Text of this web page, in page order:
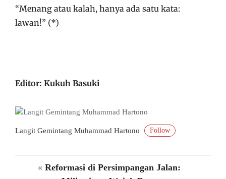
“Menang atau kalah, hanya ada satu kata:
lawan!” (*)
Editor: Kukuh Basuki
Langit Gemintang Muhammad Hartono Follow
« Reformasi di Persimpangan Jalan: